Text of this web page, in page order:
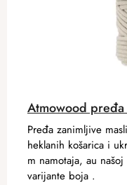
Atmowood pređa
Pređa zanimljive
heklanih košarica i
m namotaja, au
varijante boja .